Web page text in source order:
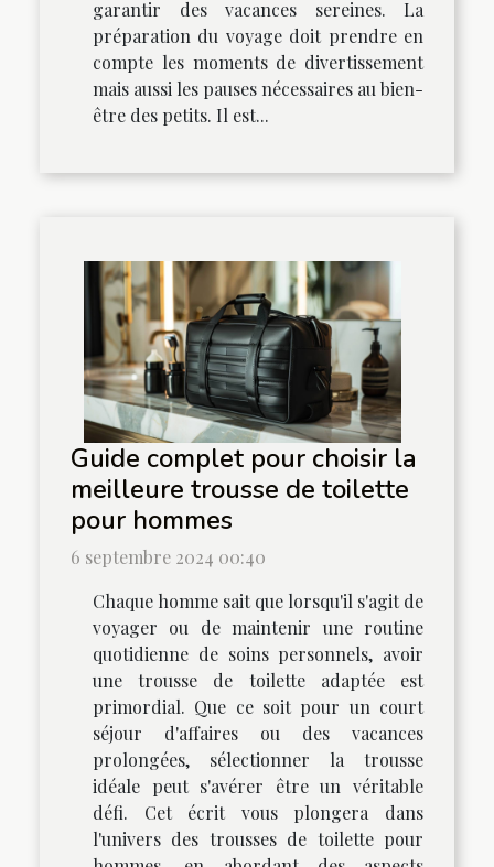
garantir des vacances sereines. La
préparation du voyage doit prendre en
compte les moments de divertissement
mais aussi les pauses nécessaires au bien-
être des petits. Il est...
Guide complet pour choisir la
meilleure trousse de toilette
pour hommes
6 septembre 2024 00:40
Chaque homme sait que lorsqu'il s'agit de
voyager ou de maintenir une routine
quotidienne de soins personnels, avoir
une trousse de toilette adaptée est
primordial. Que ce soit pour un court
séjour d'affaires ou des vacances
prolongées, sélectionner la trousse
idéale peut s'avérer être un véritable
défi. Cet écrit vous plongera dans
l'univers des trousses de toilette pour